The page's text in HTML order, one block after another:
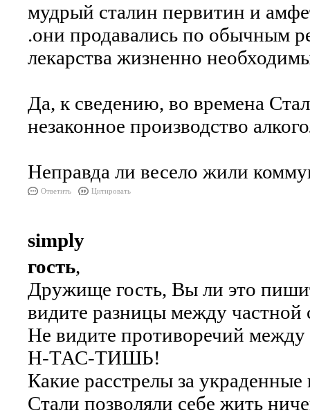
мудрый сталин первитин и
.они продавались по обычным
лекарства жизненно
Да, к сведению, во времена
незаконное производство
Неправда ли весело жили
Ответить Цитировать
simply
гость,
Дружище гость, Вы ли это
видите разницы между частной
Не видите противоречий
Н-ТАС-ТИШЬ!
Какие расстрелы за
Стали позволяли себе жить